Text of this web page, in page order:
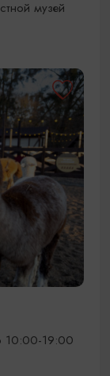
музей
10:00-19:00